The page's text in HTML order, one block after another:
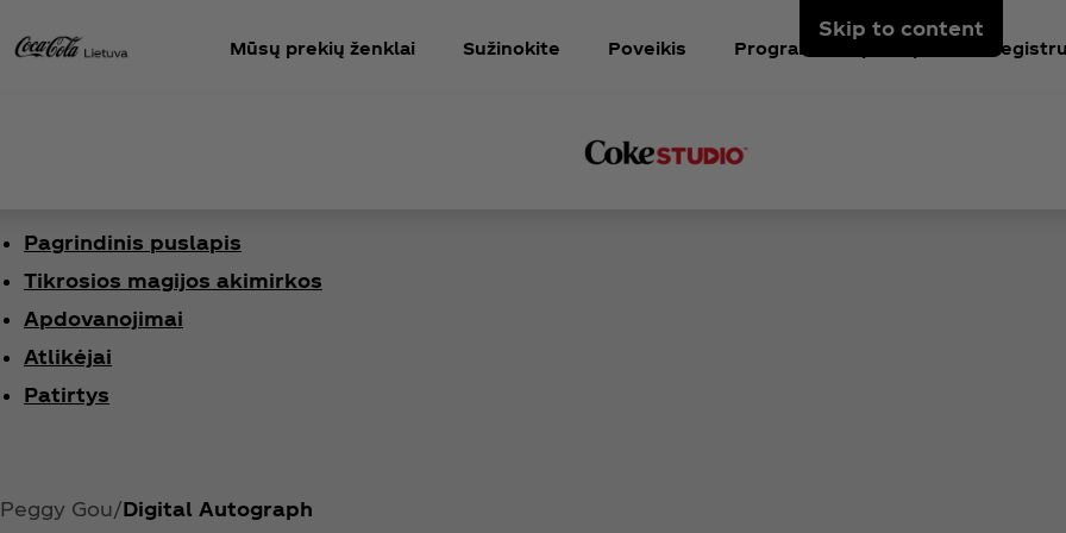
Skip to content
Mūsų prekių ženklai Sužinokite Poveikis Programėlės puslapis
Pagrindinis puslapis
Tikrosios magijos akimirkos
Apdovanojimai
Atlikėjai
Patirtys
Peggy Gou Digital Autograph